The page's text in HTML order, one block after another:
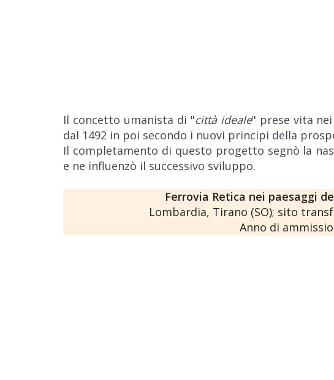
Il concetto umanista di "città ideale" prese vita
dal 1492 in poi secondo i nuovi principi della
Il completamento di questo progetto segnò la
e ne influenzò il successivo sviluppo.
Ferrovia Retica nei paesaggi
Lombardia, Tirano (SO); sito
Anno di